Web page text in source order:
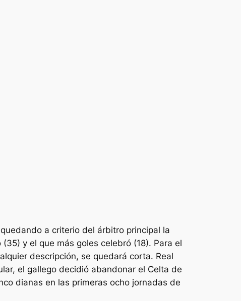
a criterio del árbitro principal la
y el que más goles celebró (18). Para el
descripción, se quedará corta. Real
el gallego decidió abandonar el Celta de
dianas en las primeras ocho jornadas de